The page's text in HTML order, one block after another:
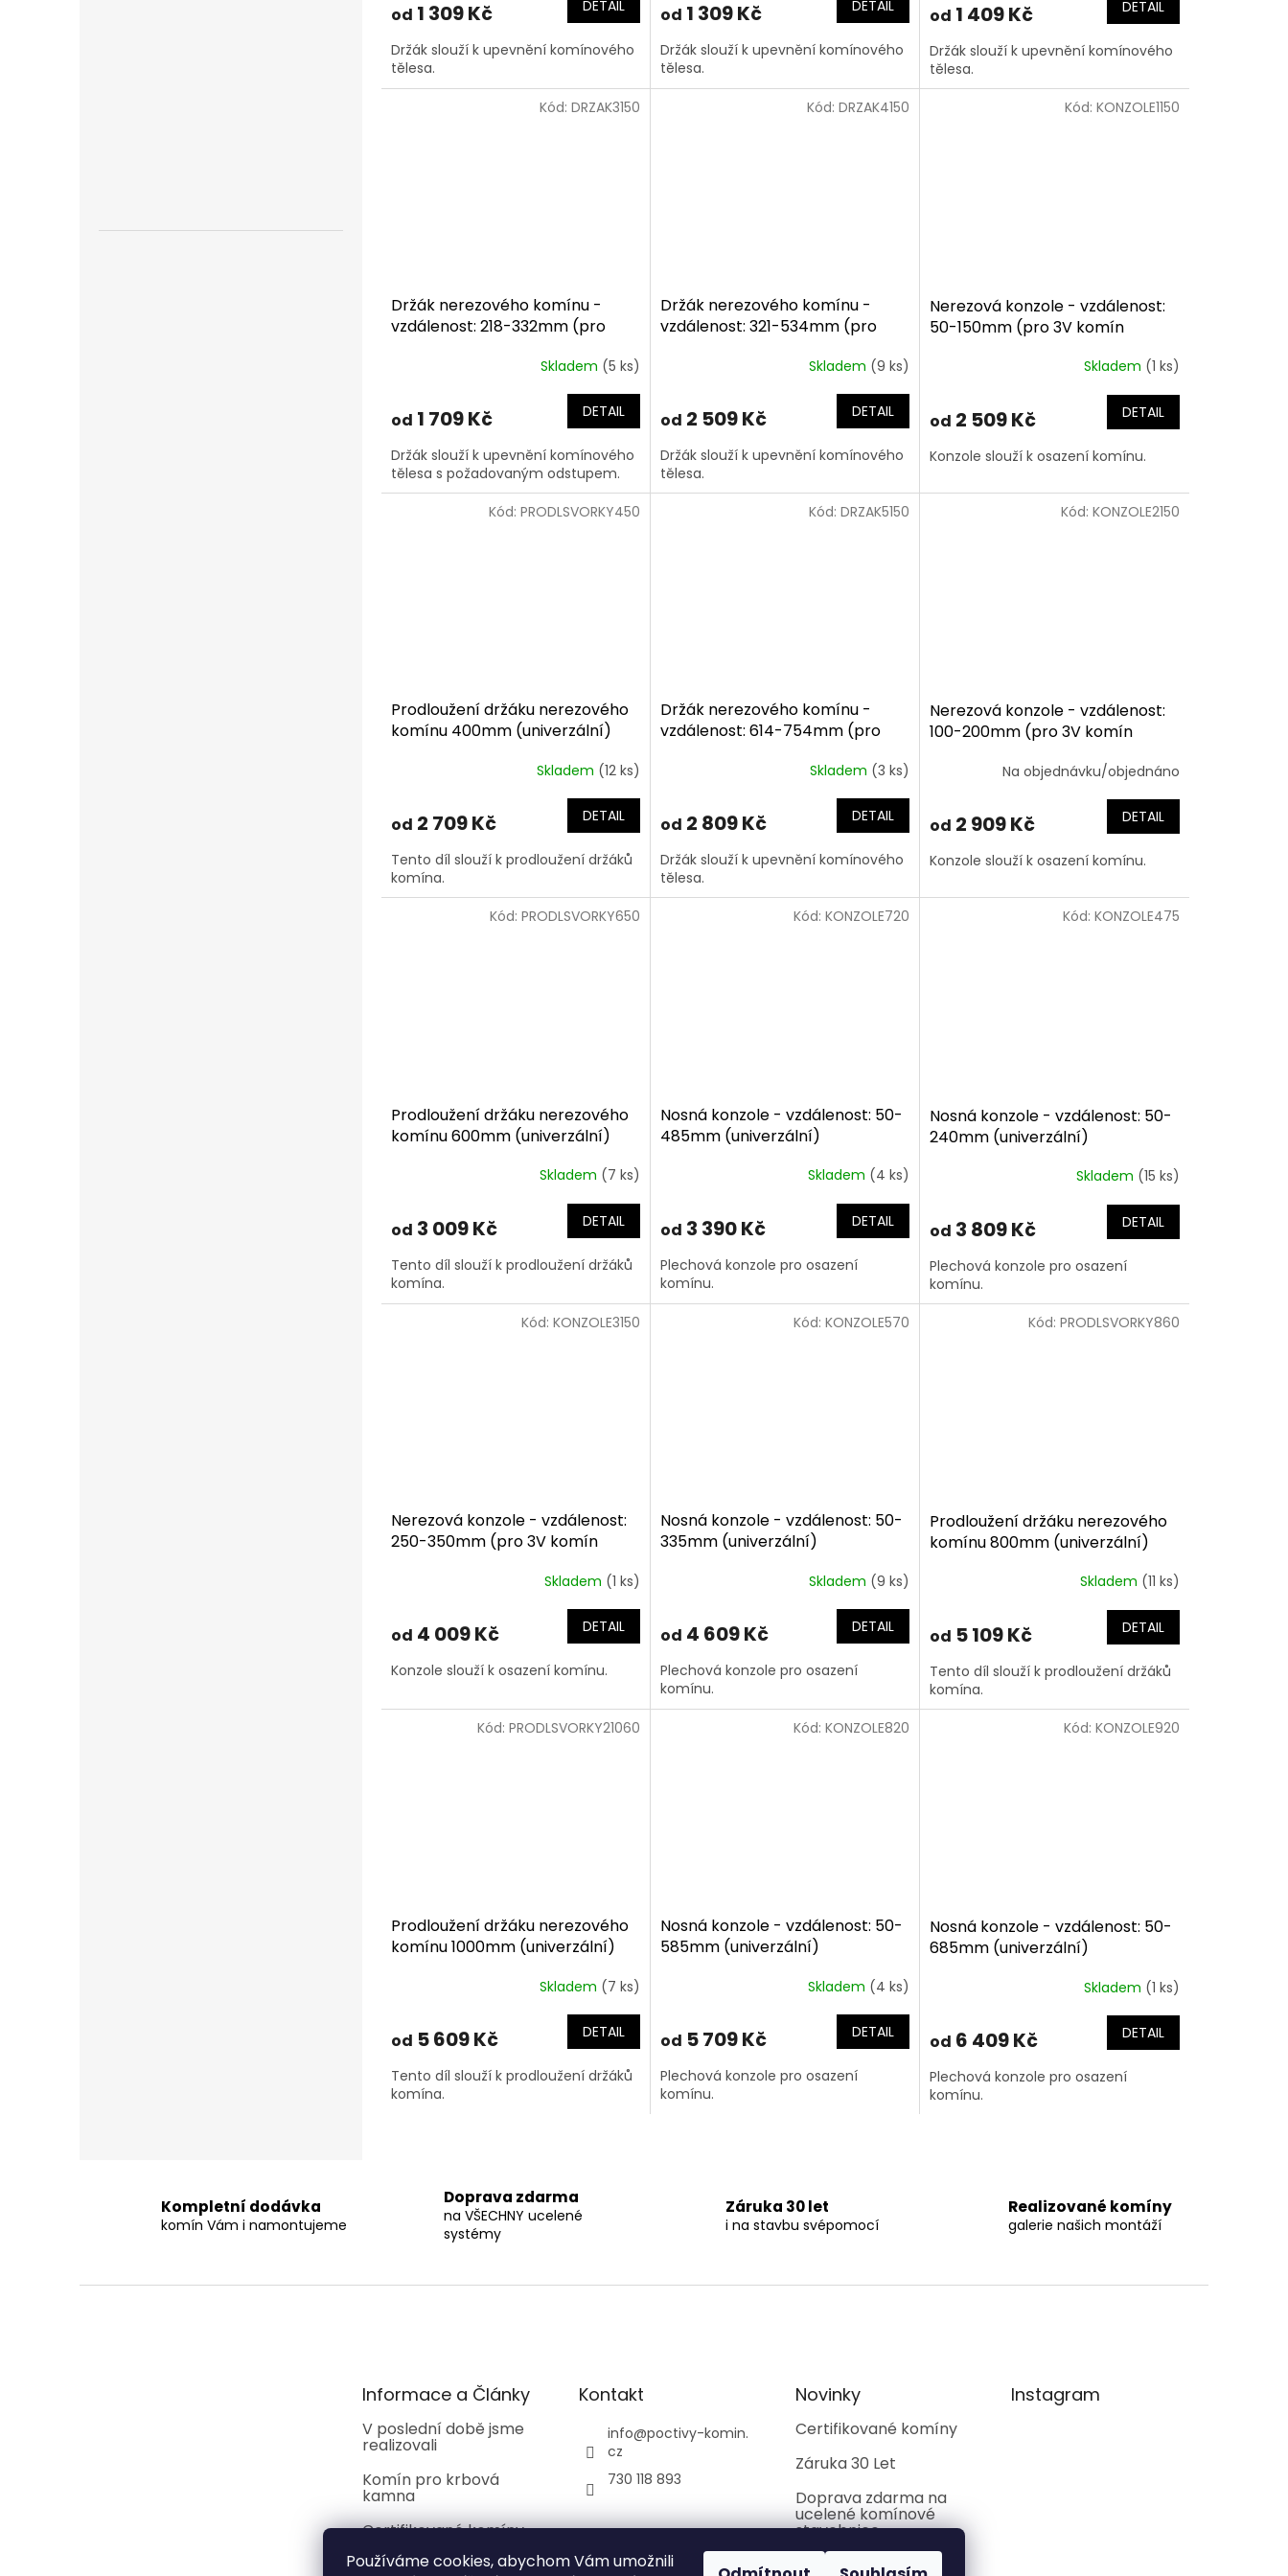
Používáme cookies, abychom Vám umožnili
od 1 309 Kč DETAIL
Držák slouží k upevnění komínového
tělesa.
od 1 309 Kč DETAIL
Držák slouží k upevnění komínového
tělesa.
od 1 409 Kč DETAIL
Držák slouží k upevnění komínového
tělesa.
Držák nerezového komínu -
vzdálenost: 218-332mm (pro
Skladem (5 ks)
od 1 709 Kč DETAIL
Držák slouží k upevnění komínového
tělesa s požadovaným odstupem.
Kód: DRZAK3150
Držák nerezového komínu -
vzdálenost: 321-534mm (pro
Skladem (9 ks)
od 2 509 Kč DETAIL
Držák slouží k upevnění komínového
tělesa.
Kód: DRZAK4150
Nerezová konzole - vzdálenost:
50-150mm (pro 3V komín
Skladem (1 ks)
od 2 509 Kč DETAIL
Konzole slouží k osazení komínu.
Kód: KONZOLE1150
Prodloužení držáku nerezového
komínu 400mm (univerzální)
Skladem (12 ks)
od 2 709 Kč DETAIL
Tento díl slouží k prodloužení držáků
komína.
Kód: PRODLSVORKY450
Držák nerezového komínu -
vzdálenost: 614-754mm (pro
Skladem (3 ks)
od 2 809 Kč DETAIL
Držák slouží k upevnění komínového
tělesa.
Kód: DRZAK5150
Nerezová konzole - vzdálenost:
100-200mm (pro 3V komín
Na objednávku/objednáno
od 2 909 Kč DETAIL
Konzole slouží k osazení komínu.
Kód: KONZOLE2150
Prodloužení držáku nerezového
komínu 600mm (univerzální)
Skladem (7 ks)
od 3 009 Kč DETAIL
Tento díl slouží k prodloužení držáků
komína.
Kód: PRODLSVORKY650
Nosná konzole - vzdálenost: 50-
485mm (univerzální)
Skladem (4 ks)
od 3 390 Kč DETAIL
Plechová konzole pro osazení
komínu.
Kód: KONZOLE720
Nosná konzole - vzdálenost: 50-
240mm (univerzální)
Skladem (15 ks)
od 3 809 Kč DETAIL
Plechová konzole pro osazení
komínu.
Kód: KONZOLE475
Nerezová konzole - vzdálenost:
250-350mm (pro 3V komín
Skladem (1 ks)
od 4 009 Kč DETAIL
Konzole slouží k osazení komínu.
Kód: KONZOLE3150
Nosná konzole - vzdálenost: 50-
335mm (univerzální)
Skladem (9 ks)
od 4 609 Kč DETAIL
Plechová konzole pro osazení
komínu.
Kód: KONZOLE570
Prodloužení držáku nerezového
komínu 800mm (univerzální)
Skladem (11 ks)
od 5 109 Kč DETAIL
Tento díl slouží k prodloužení držáků
komína.
Kód: PRODLSVORKY860
Prodloužení držáku nerezového
komínu 1000mm (univerzální)
Skladem (7 ks)
od 5 609 Kč DETAIL
Tento díl slouží k prodloužení držáků
komína.
Kód: PRODLSVORKY21060
Nosná konzole - vzdálenost: 50-
585mm (univerzální)
Skladem (4 ks)
od 5 709 Kč DETAIL
Plechová konzole pro osazení
komínu.
Kód: KONZOLE820
Nosná konzole - vzdálenost: 50-
685mm (univerzální)
Skladem (1 ks)
od 6 409 Kč DETAIL
Plechová konzole pro osazení
komínu.
Kód: KONZOLE920
á
d
a
p
Kompletní dodávka
komín Vám i namontujeme
Doprava zdarma
na VŠECHNY ucelené
systémy
Záruka 30 let
i na stavbu svépomocí
Realizované komíny
galerie našich montáží
Informace a Články
V poslední době jsme
realizovali
Komín pro krbová
kamna
Certifikované komíny
Kontakt
info@poctivy-komin.
cz
730 118 893
Novinky
Certifikované komíny
Záruka 30 Let
Doprava zdarma na
ucelené komínové
stavebnice
Instagram